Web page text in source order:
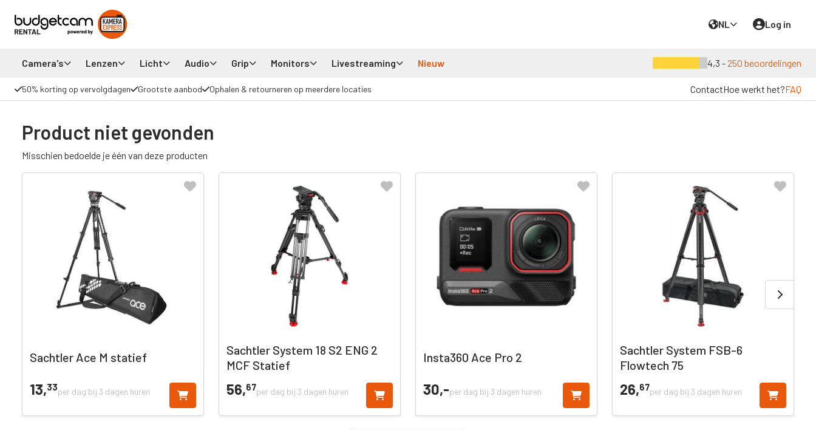
NL Log in
Camera's Lenzen Licht Audio Grip Monitors Livestreaming Nieuw 4,3 -250 beoordelingen
50% korting op vervolgdagen Grootste aanbod Ophalen & retourneren op meerdere locaties ContactHoe werkt het?FAQ
Product niet gevonden
Misschien bedoelde je één van deze producten
Sachtler Ace M statief
13,33per dag bij 3 dagen huren
Sachtler System 18 S2 ENG 2
MCF Statief
56,67per dag bij 3 dagen huren
Insta360 Ace Pro 2
30,-per dag bij 3 dagen huren
Sachtler System FSB-6
Flowtech 75
26,67per dag bij 3 dagen huren